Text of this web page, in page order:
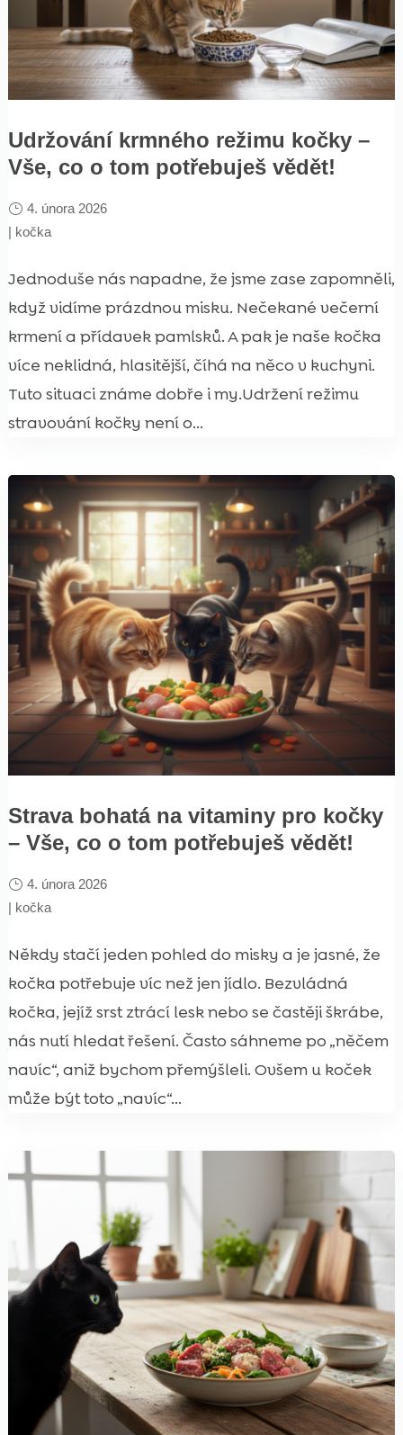
Udržování krmného režimu kočky –
Vše, co o tom potřebuješ vědět!
4. února 2026
| kočka
Jednoduše nás napadne, že jsme zase zapomněli,
když vidíme prázdnou misku. Nečekané večerní
krmení a přídavek pamlsků. A pak je naše kočka
více neklidná, hlasitější, číhá na něco v kuchyni.
Tuto situaci známe dobře i my.Udržení režimu
stravování kočky není o...
Strava bohatá na vitaminy pro kočky
– Vše, co o tom potřebuješ vědět!
4. února 2026
| kočka
Někdy stačí jeden pohled do misky a je jasné, že
kočka potřebuje víc než jen jídlo. Bezvládná
kočka, jejíž srst ztrácí lesk nebo se častěji škrábe,
nás nutí hledat řešení. Často sáhneme po „něčem
navíc“, aniž bychom přemýšleli. Ovšem u koček
může být toto „navíc“...